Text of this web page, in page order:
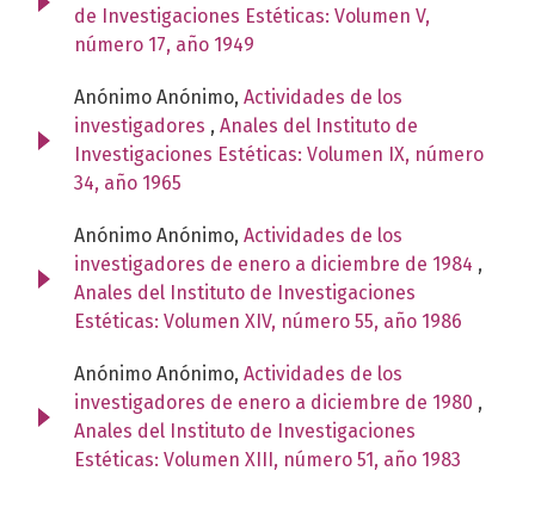
de Investigaciones Estéticas: Volumen V,
número 17, año 1949
Anónimo Anónimo, Actividades de los
investigadores , Anales del Instituto de
Investigaciones Estéticas: Volumen IX, número
34, año 1965
Anónimo Anónimo, Actividades de los
investigadores de enero a diciembre de 1984 ,
Anales del Instituto de Investigaciones
Estéticas: Volumen XIV, número 55, año 1986
Anónimo Anónimo, Actividades de los
investigadores de enero a diciembre de 1980 ,
Anales del Instituto de Investigaciones
Estéticas: Volumen XIII, número 51, año 1983